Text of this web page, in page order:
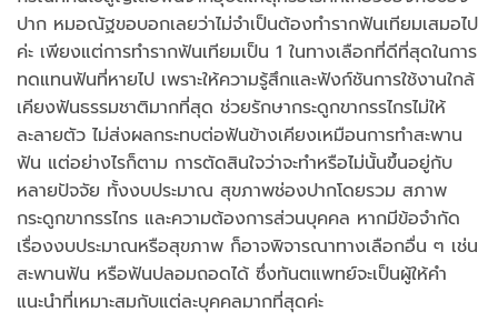
ปาก หมอณัฐขอบอกเลยว่าไม่จำเป็นต้องทำรากฟันเทียมเสมอไป
ค่ะ เพียงแต่การทำรากฟันเทียมเป็น 1 ในทางเลือกที่ดีที่สุดในการ
ทดแทนฟันที่หายไป เพราะให้ความรู้สึกและฟังก์ชันการใช้งานใกล้
เคียงฟันธรรมชาติมากที่สุด ช่วยรักษากระดูกขากรรไกรไม่ให้
ละลายตัว ไม่ส่งผลกระทบต่อฟันข้างเคียงเหมือนการทำสะพาน
ฟัน แต่อย่างไรก็ตาม การตัดสินใจว่าจะทำหรือไม่นั้นขึ้นอยู่กับ
หลายปัจจัย ทั้งงบประมาณ สุขภาพช่องปากโดยรวม สภาพ
กระดูกขากรรไกร และความต้องการส่วนบุคคล หากมีข้อจำกัด
เรื่องงบประมาณหรือสุขภาพ ก็อาจพิจารณาทางเลือกอื่น ๆ เช่น
สะพานฟัน หรือฟันปลอมถอดได้ ซึ่งทันตแพทย์จะเป็นผู้ให้คำ
แนะนำที่เหมาะสมกับแต่ละบุคคลมากที่สุดค่ะ